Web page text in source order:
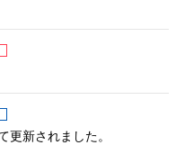
更新されました。